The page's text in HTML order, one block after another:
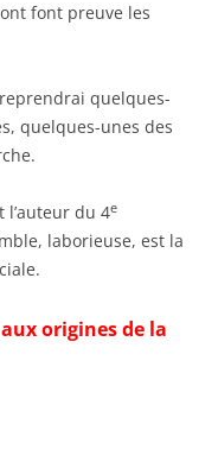
font preuve les
quelques-
quelques-unes des
l’auteur du 4e
laborieuse, est la
aux origines de la